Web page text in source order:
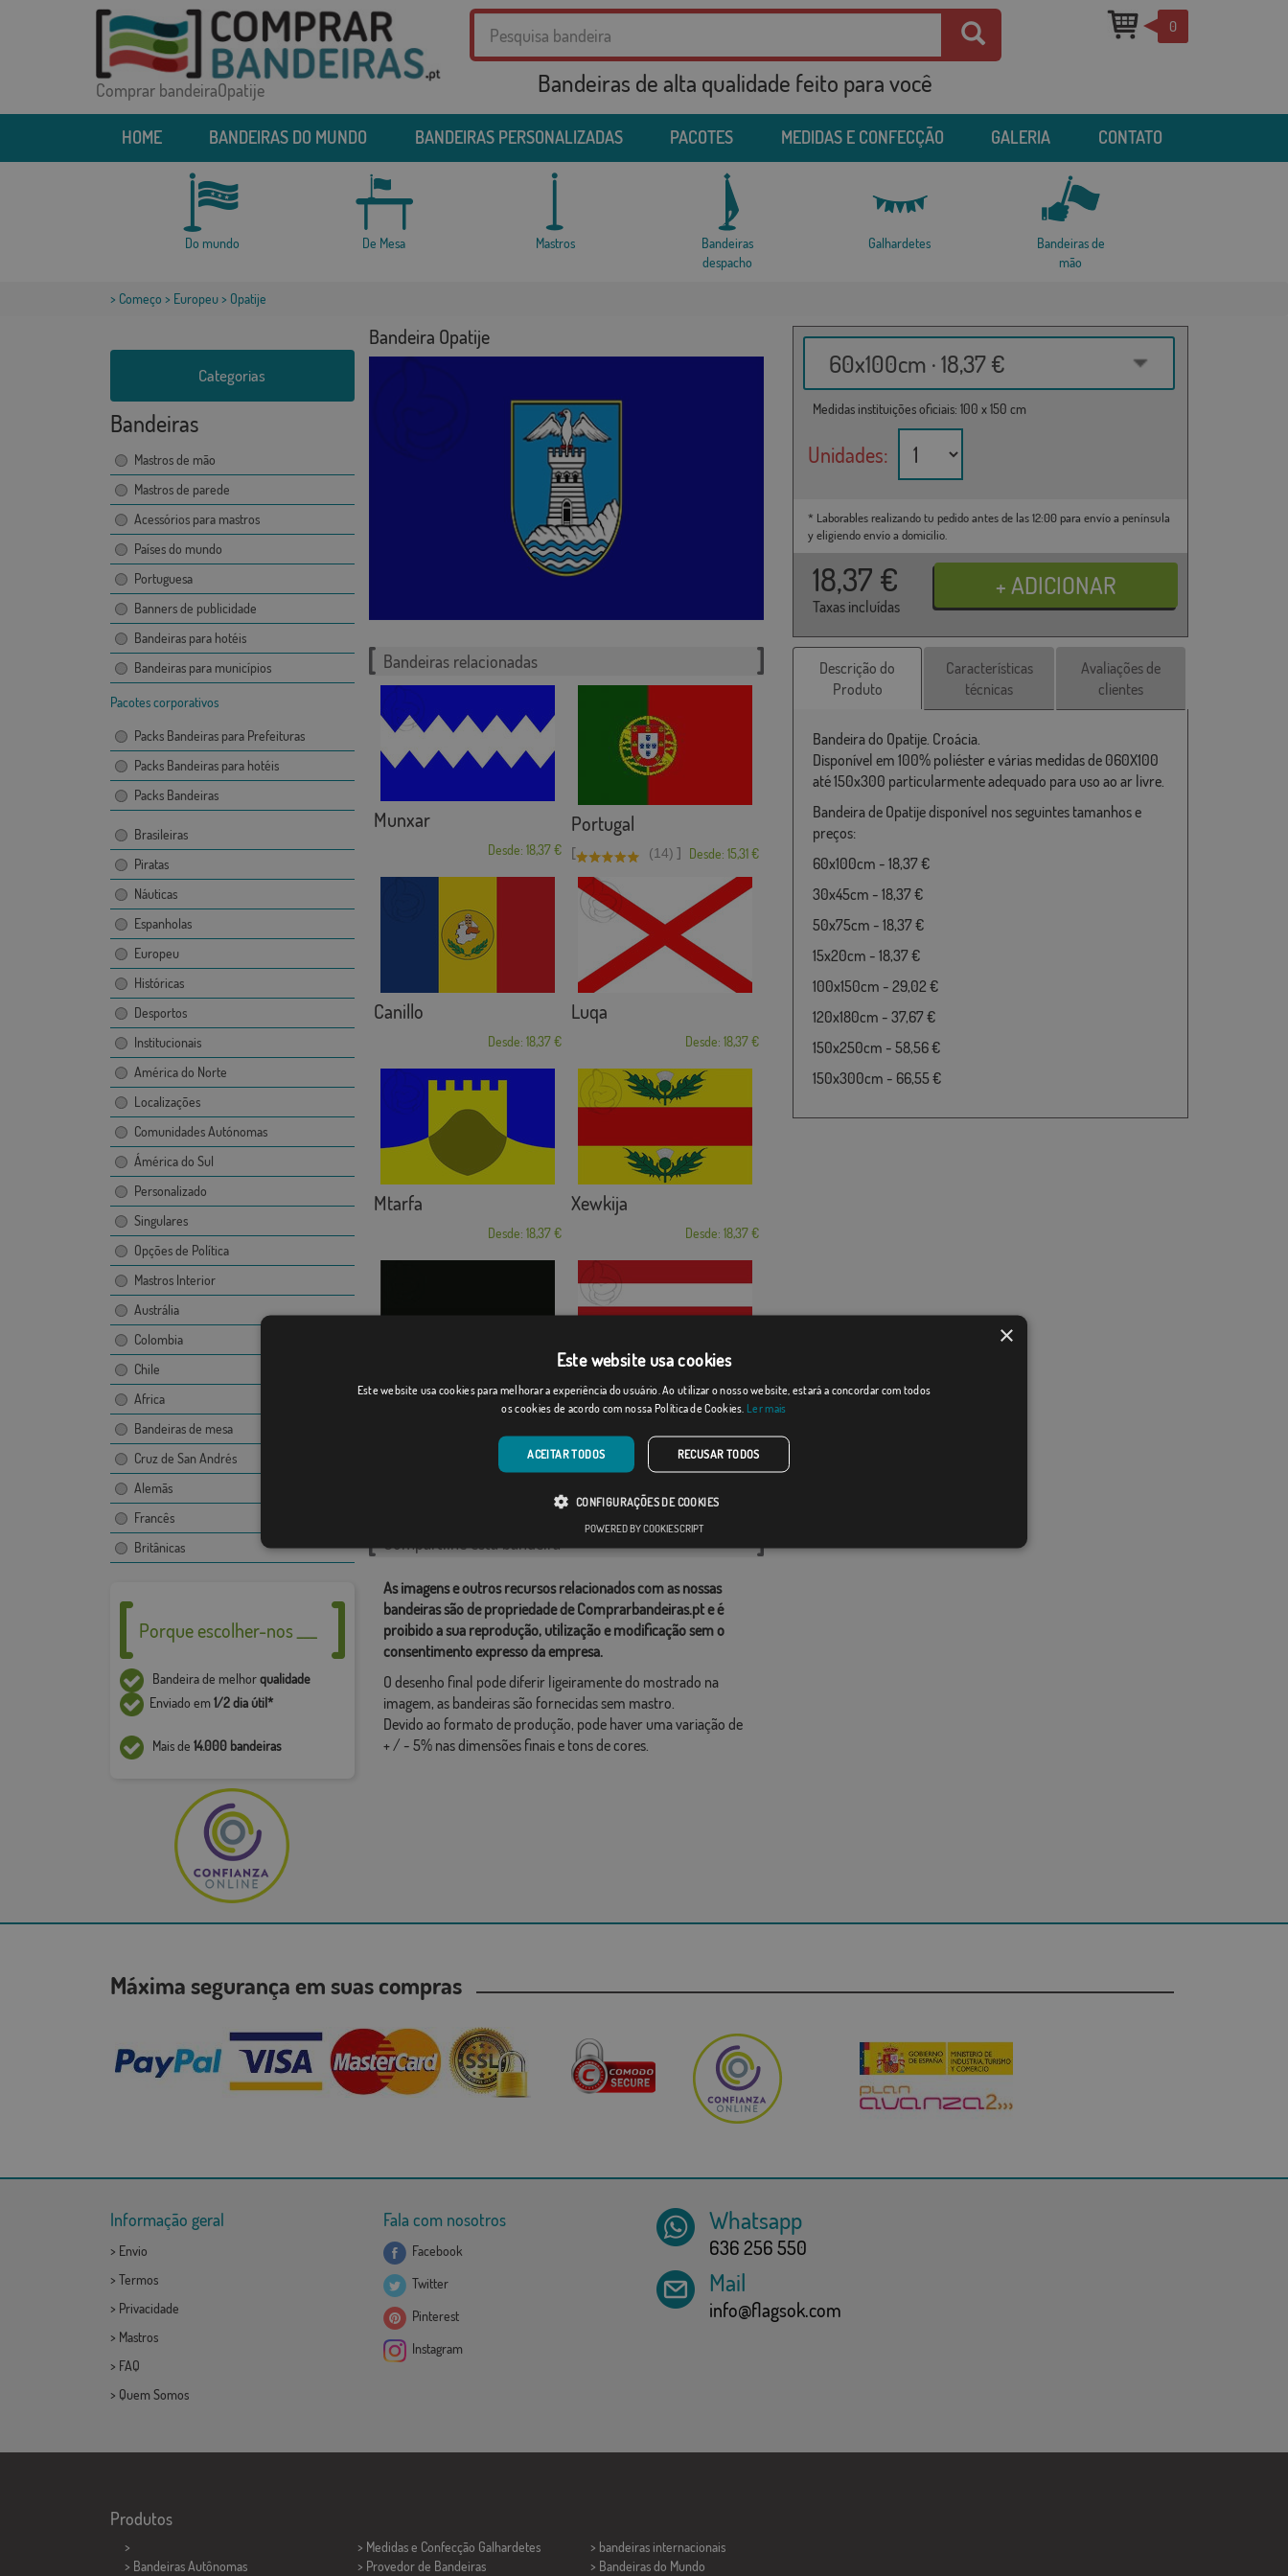
Comprar bandeiraOpatije Bandeiras de alta qualidade feito para você
0
HOME BANDEIRAS DO MUNDO BANDEIRAS PERSONALIZADAS PACOTES MEDIDAS E CONFECÇÃO GALERIA CONTATO
Do mundo De Mesa Mastros
Bandeiras
despacho
Galhardetes
Bandeiras de
mão
> Começo > Europeu> Opatije
Categorias
Bandeiras
Mastros de mão
Mastros de parede
Acessórios para mastros
Países do mundo
Portuguesa
Banners de publicidade
Bandeiras para hotéis
Bandeiras para municípios
Pacotes corporativos
Packs Bandeiras para Prefeituras
Packs Bandeiras para hotéis
Packs Bandeiras
Brasileiras
Piratas
Náuticas
Espanholas
Europeu
Históricas
Desportos
Institucionais
América do Norte
Localizações
Comunidades Autónomas
Ámérica do Sul
Personalizado
Singulares
Opções de Política
Mastros Interior
Austrália
Colombia
Chile
Africa
Bandeiras de mesa
Cruz de San Andrés
Alemãs
Francês
Britânicas
Porque escolher-nos ___
Bandeira de melhorqualidade
Enviado em1/2 dia útil*
Mais de 14.000 bandeiras
Bandeira Opatije
60x100cm · 18,37 €
Medidas instituições oficiais: 100 x 150 cm
Unidades:
* Laborables realizando tu pedido antes de las 12:00 para envío a península
y eligiendo envío a domicilio.
18,37 €
Taxas incluídas
Bandeiras relacionadas
Munxar
Desde: 18,37 €
Portugal
[ (14) ] Desde: 15,31 €
Canillo
Desde: 18,37 €
Luqa
Desde: 18,37 €
Mtarfa
Desde: 18,37 €
Xewkija
Desde: 18,37 €
Mauren Varazdin
Categorias relacionadas:
Compartilhe esta bandeira
As imagens e outros recursos relacionados com as nossas
bandeiras são de propriedade de Comprarbandeiras.pt e é
proibido a sua reprodução, utilização e modificação sem o
consentimento expresso da empresa.
O desenho final pode diferir ligeiramente do mostrado na
imagem, as bandeiras são fornecidas sem mastro.
Devido ao formato de produção, pode haver uma variação de
+ / - 5% nas dimensões finais e tons de cores.
Descrição do
Produto
Características
técnicas
Avaliações de
clientes
Bandeira do Opatije. Croácia.
Disponível em 100% poliéster e várias medidas de 060X100
até 150x300 particularmente adequado para uso ao ar livre.
Bandeira de Opatije disponível nos seguintes tamanhos e
preços:
60x100cm - 18,37 €
30x45cm - 18,37 €
50x75cm - 18,37 €
15x20cm - 18,37 €
100x150cm - 29,02 €
120x180cm - 37,67 €
150x250cm - 58,56 €
150x300cm - 66,55 €
Máxima segurança em suas compras
Informação geral
> Envio
> Termos
> Privacidade
> Mastros
> FAQ
> Quem Somos
Fala com nosotros
Facebook
Twitter
Pinterest
Instagram
Whatsapp
636 256 550
Mail
info@flagsok.com
Produtos
>
> Bandeiras Autônomas
> Medidas e Confecção Galhardetes
> Provedor de Bandeiras
> bandeiras internacionais
> Bandeiras do Mundo
×
Este website usa cookies
Este website usa cookies para melhorar a experiência do usuário. Ao utilizar o nosso website, estará a concordar com todos
os cookies de acordo com nossa Política de Cookies. Ler mais
ACEITAR TODOS RECUSAR TODOS
CONFIGURAÇÕES DE COOKIES
POWERED BY COOKIESCRIPT